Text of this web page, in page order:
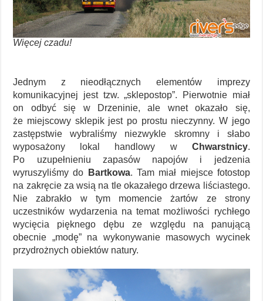
Więcej czadu!
Jednym z nieodłącznych elementów imprezy
komunikacyjnej jest tzw. „sklepostop”. Pierwotnie miał
on odbyć się w Drzeninie, ale wnet okazało się,
że miejscowy sklepik jest po prostu nieczynny. W jego
zastępstwie wybraliśmy niezwykle skromny i słabo
wyposażony lokal handlowy w Chwarstnicy.
Po uzupełnieniu zapasów napojów i jedzenia
wyruszyliśmy do
Bartkowa. Tam miał miejsce fotostop
na zakręcie za wsią na tle okazałego drzewa liściastego.
Nie zabrakło w tym momencie żartów ze strony
uczestników wydarzenia na temat możliwości rychłego
wycięcia pięknego dębu ze względu na panującą
obecnie „modę” na wykonywanie masowych wycinek
przydrożnych obiektów natury.